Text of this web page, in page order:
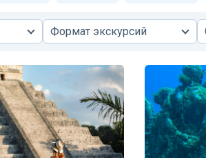
Формат экскурсий